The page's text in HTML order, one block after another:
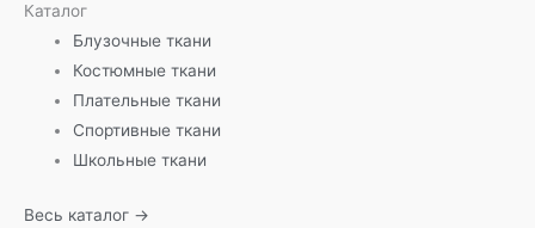
Каталог
Блузочные ткани
Костюмные ткани
Плательные ткани
Спортивные ткани
Школьные ткани
Весь каталог →